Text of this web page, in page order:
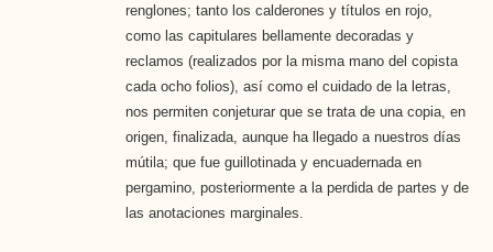
renglones; tanto los calderones y títulos en rojo,
como las capitulares bellamente decoradas y
reclamos (realizados por la misma mano del copista
cada ocho folios), así como el cuidado de la letras,
nos permiten conjeturar que se trata de una copia, en
origen, finalizada, aunque ha llegado a nuestros días
mútila; que fue guillotinada y encuadernada en
pergamino, posteriormente a la perdida de partes y de
las anotaciones marginales.